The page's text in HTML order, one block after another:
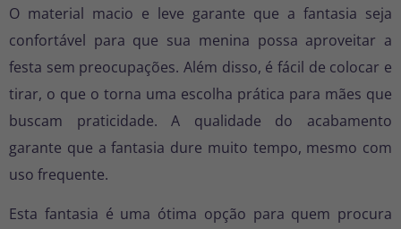
O material macio e leve garante que a fantasia seja
confortável para que sua menina possa aproveitar a
festa sem preocupações. Além disso, é fácil de colocar e
tirar, o que o torna uma escolha prática para mães que
buscam praticidade. A qualidade do acabamento
garante que a fantasia dure muito tempo, mesmo com
uso frequente.
Esta fantasia é uma ótima opção para quem procura